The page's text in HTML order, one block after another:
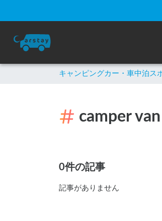
キャンピングカー・車中泊ス
camper
0件の記事
記事がありません